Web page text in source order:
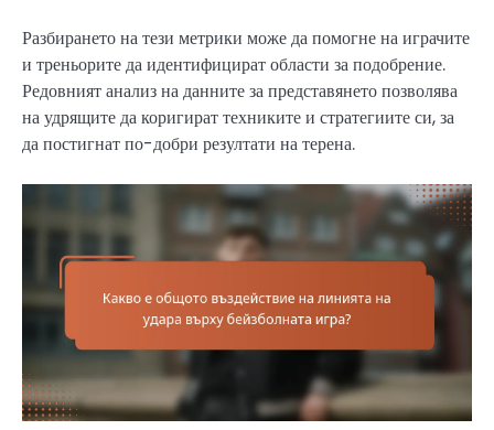
Разбирането на тези метрики може да помогне на играчите
и треньорите да идентифицират области за подобрение.
Редовният анализ на данните за представянето позволява
на удрящите да коригират техниките и стратегиите си, за
да постигнат по-добри резултати на терена.